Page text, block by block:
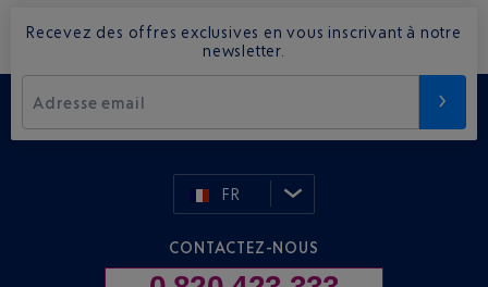
Recevez des offres exclusives en vous inscrivant à notre
newsletter.
Adresse email
FR
CONTACTEZ-NOUS